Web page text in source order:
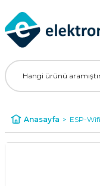
Anasayfa ESP-